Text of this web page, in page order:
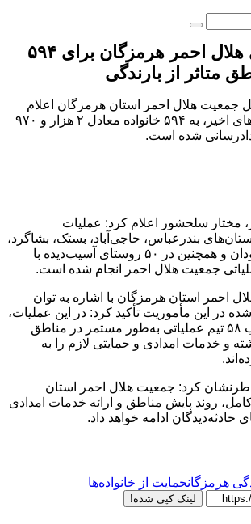
پوشش امدادی هلال احمر هرمزگان برای ۵۹۴
متاثر از بارندگی
جمعیت هلال احمر استان هرمزگان اعلام
کرد که در پی بارش‌های اخیر، به ۵۹۴ خانواده معادل ۲ هزار و ۹۷۰
شده است.
مختار سلحشور اعلام کرد: عملیات
بندرعباس، حاجی‌آباد، بستک، بشاگرد،
میناب، پارسیان و رودان و همچنین در ۵۰ روستای آسیب‌دیده با
جمعیت هلال احمر انجام شده است.
احمر استان هرمزگان با اشاره به توان
در این مأموریت تأکید کرد: در این عملیات،
۲۹۰ امدادگر در قالب ۵۸ تیم عملیاتی به‌طور مستمر در مناطق
و خدمات امدادی و حمایتی لازم را به
کرد: جمعیت هلال احمر استان
روند پایش مناطق و ارائه خدمات امدادی
حادثه‌دیدگان ادامه خواهد داد.
هرمزگانحمایت از خانواده‌ها
لینک کپی شده!